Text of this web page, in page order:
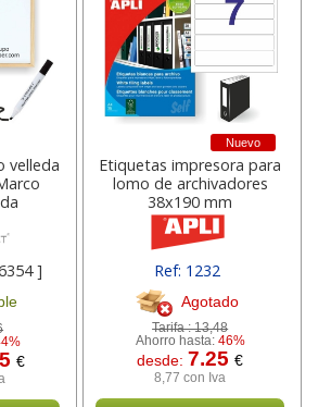
velleda
]
€
Nuevo
Etiquetas impresora para
lomo de archivadores
38x190 mm
Ref: 1232
Agotado
Tarifa :13,48
Ahorro hasta: 46%
desde: 7.25€
8,77 con Iva